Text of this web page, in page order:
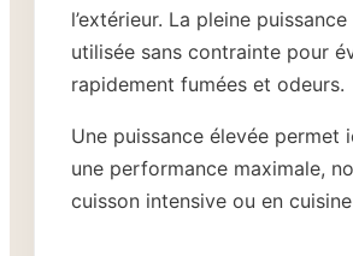
l’extérieur. La pleine
utilisée sans contrainte pour
rapidement fumées et odeurs.
Une puissance élevée permet
une performance maximale,
cuisson intensive ou en